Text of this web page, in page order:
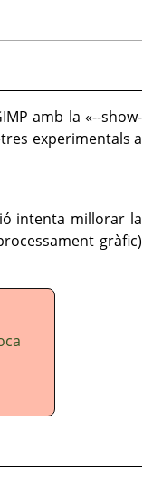
amb la «--show-
experimentals a
intenta millorar la
gràfic)